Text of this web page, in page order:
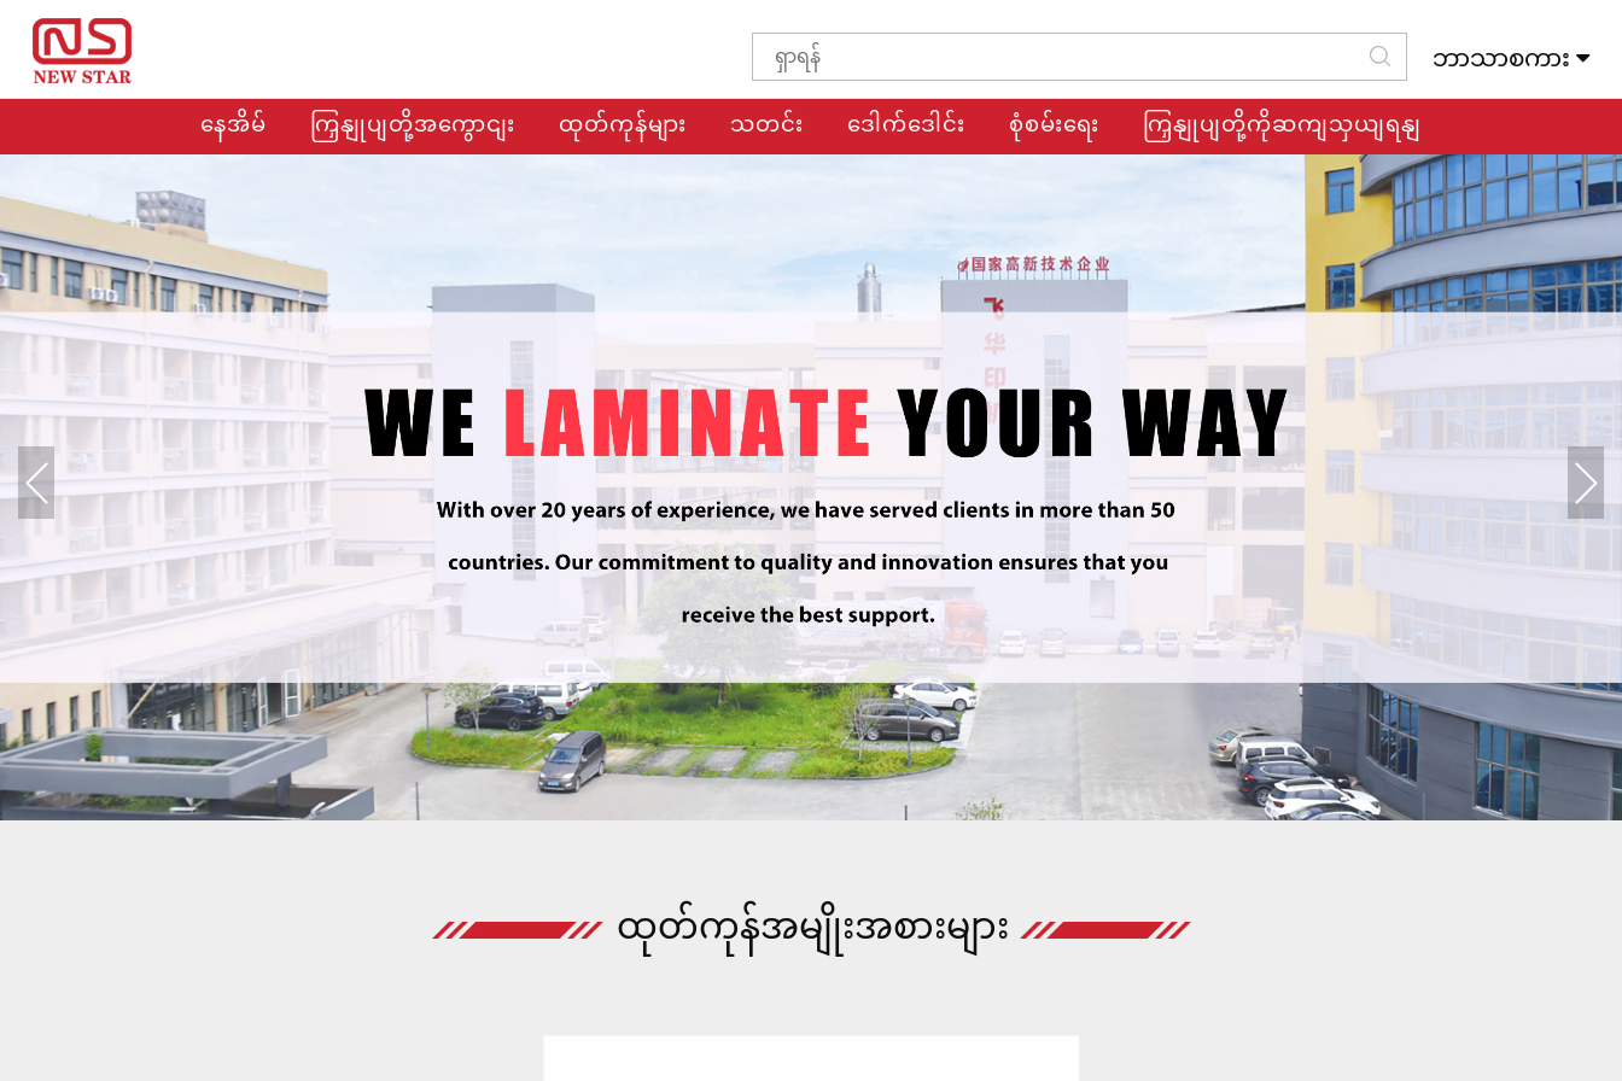
ဘာသာစကား
နေအိမ် ကြှနျုပျတို့အကွောငျး ထုတ်ကုန်များ သတင်း ဒေါက်ဒေါင်း စုံစမ်းရေး ကြှနျုပျတို့ကိုဆကျသှယျရနျ
Previous Next
ထုတ်ကုန်အမျိုးအစားများ